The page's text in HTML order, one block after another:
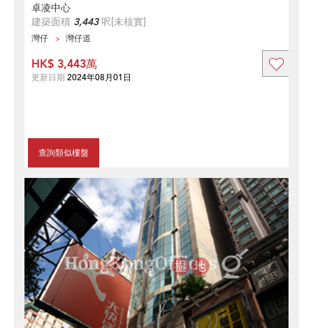
卓凌中心
建築面積 3,443呎[未核實]
灣仔 灣仔道
查詢類似樓盤
HK$ 3,443萬
更新日期 2024年08月01日